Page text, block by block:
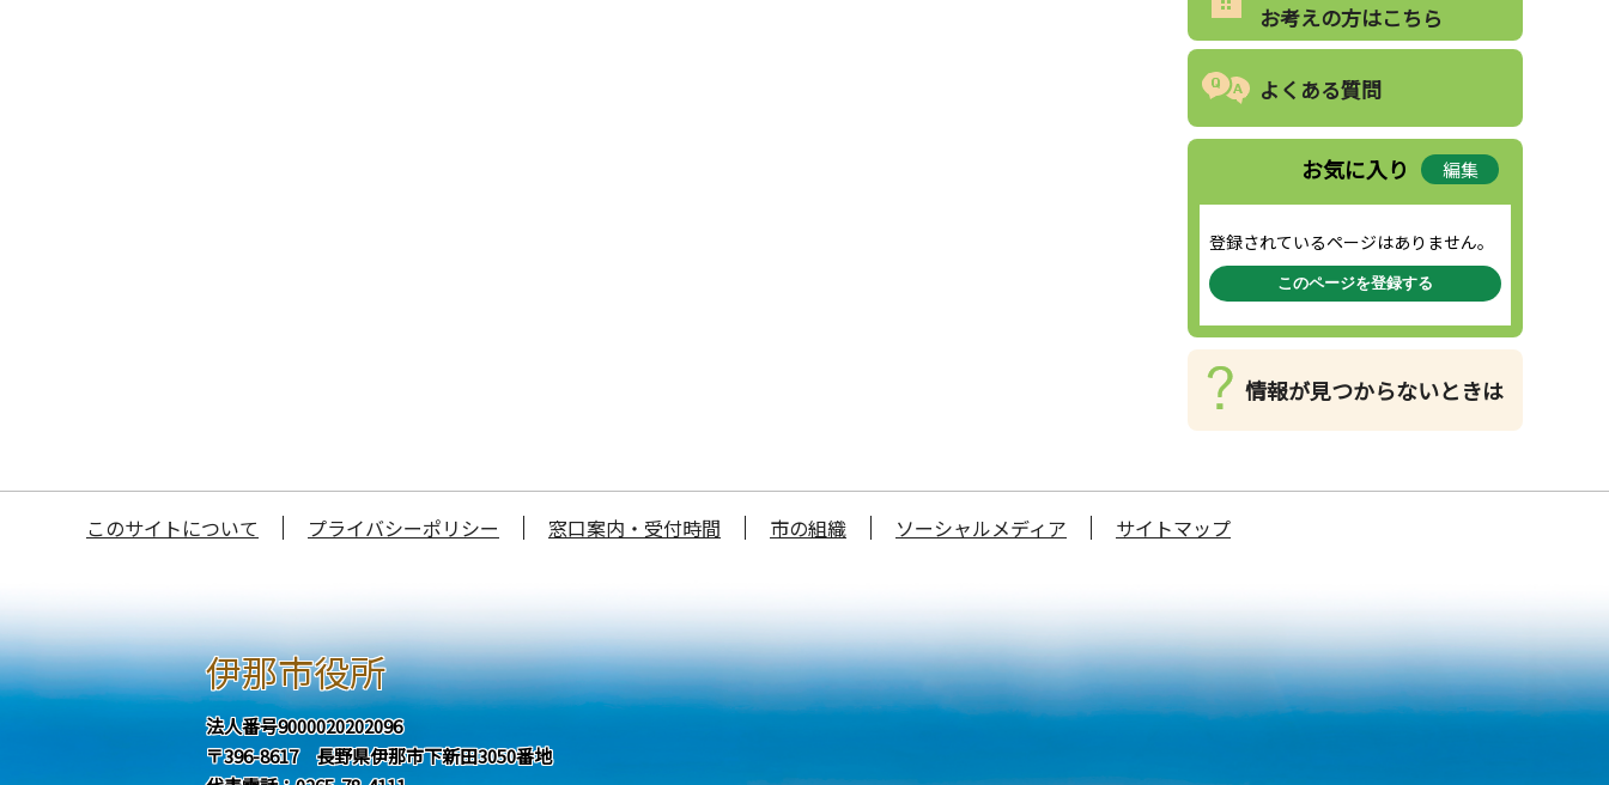
お考えの方はこちら
よくある質問
お気に入り 編集
登録されているページはありません。
このページを登録する
情報が見つからないときは
このサイトについて プライバシーポリシー 窓口案内・受付時間 市の組織 ソーシャルメディア サイトマップ
伊那市役所
法人番号9000020202096
〒396-8617 長野県伊那市下新田3050番地